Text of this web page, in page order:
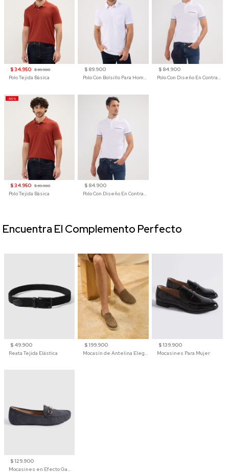
$ 34.950 $ 69.900
Polo Tejida Básica
$ 89.900
Polo Con Bolsillo Para Hombre
$ 84.900
Polo Con Diseño En Contraste
-50%
$ 34.950 $ 69.900
Polo Tejida Básica
$ 84.900
Polo Con Diseño En Contraste
$ 49.900
Reata Tejida Elástica
$ 199.900
Mocasín de Antelina Elegante con Suela de Contraste Para Hombre
$ 139.900
Mocasines Para Mujer
$ 129.900
Mocasines en Efecto Gamuzado Para Mujer
Encuentra El Complemento Perfecto